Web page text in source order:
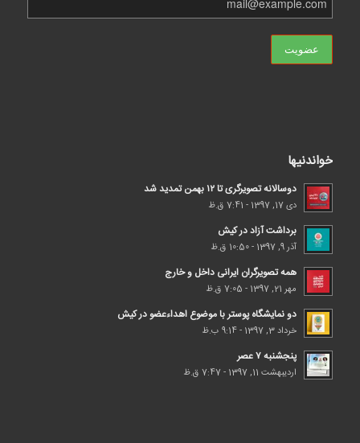
خواندنیها
دوسالانه تصویرگری تا ۱۲ بهمن تمدید شد
دی 17, 1397 - 7:41 ق.ظ
برداشت آزاد در کیش
آذر 9, 1397 - 10:50 ق.ظ
همه تصویرگران ایرانی داخل و خارج
مهر 21, 1397 - 7:05 ق.ظ
دو نمایشگاه پوستر با موضوع اهداء‌عضو در کیش
خرداد 3, 1397 - 9:14 ب.ظ
پنجشنبه ۷ عصر
اردیبهشت 11, 1397 - 7:47 ق.ظ